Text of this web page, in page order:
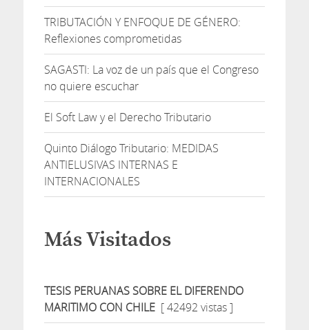
TRIBUTACIÓN Y ENFOQUE DE GÉNERO:
Reflexiones comprometidas
SAGASTI: La voz de un país que el Congreso
no quiere escuchar
El Soft Law y el Derecho Tributario
Quinto Diálogo Tributario: MEDIDAS
ANTIELUSIVAS INTERNAS E
INTERNACIONALES
Más Visitados
TESIS PERUANAS SOBRE EL DIFERENDO
MARITIMO CON CHILE[ 42492 vistas ]